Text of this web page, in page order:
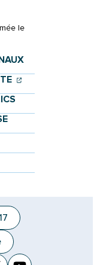
le
(OUVERTURE
(OUVERTURE